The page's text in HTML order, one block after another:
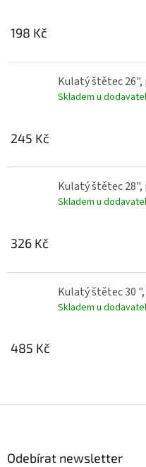
198 Kč
Kulatý štětec
Skladem u
245 Kč
Kulatý štětec
Skladem u
326 Kč
Kulatý štětec 30
Skladem u
485 Kč
Odebírat newsletter